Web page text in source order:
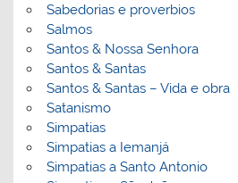
Sabedorias e proverbios
Salmos
Santos & Nossa Senhora
Santos & Santas
Santos & Santas – Vida e obra
Satanismo
Simpatias
Simpatias a Iemanjá
Simpatias a Santo Antonio